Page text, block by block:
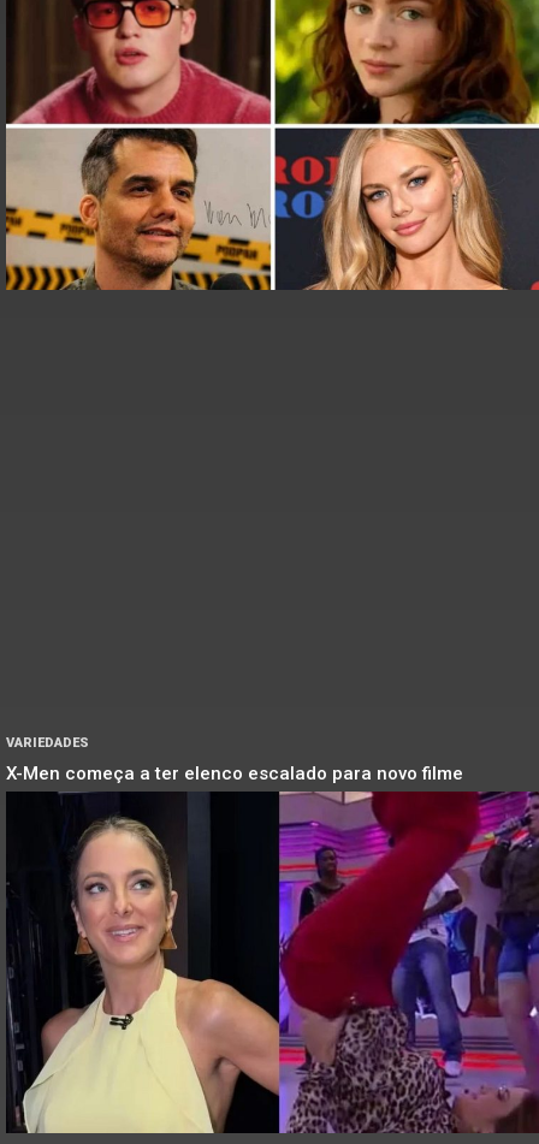
VARIEDADES
X-Men começa a ter elenco escalado para novo filme